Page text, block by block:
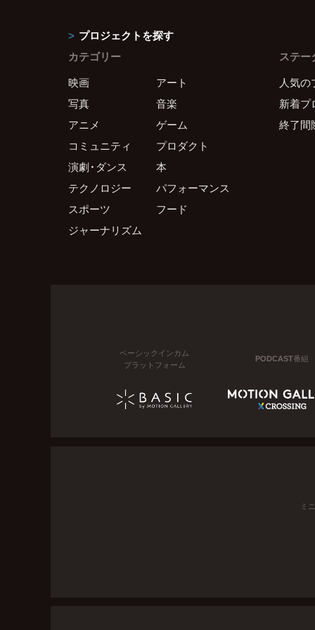
プロジェクトを探す
カテゴリー
映画
アート
写真
音楽
アニメ
ゲーム
コミュニティ
プロダクト
演劇・ダンス
本
テクノロジー
パフォーマンス
スポーツ
フード
ジャーナリズム
ステー
人気の
新着プ
終了間
ベーシックインカム
プラットフォーム
PODCAST番組
ミ